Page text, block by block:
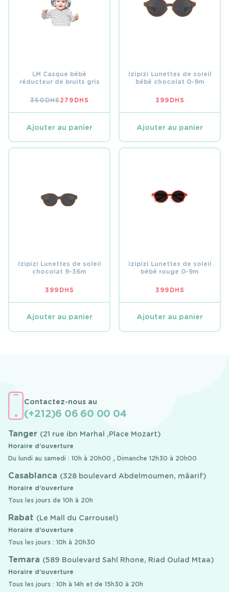
LM Casque bébé
réducteur de bruits gris
350DHSLE
PRIX
ÉTAIT :
279 DHS
LE
PRIX
EST :
Ajouter au panier
Izipizi Lunettes de soleil
bébé chocolat 0-9m
399 DHS
Ajouter au panier
Izipizi Lunettes de soleil
chocolat 9-36m
399 DHS
Ajouter au panier
Izipizi Lunettes de soleil
bébé rouge 0-9m
399 DHS
Ajouter au panier
Contactez-nous au
(+212)6 06 60 00 04
Tanger (21 rue ibn Marhal ,Place Mozart)
Horaire d’ouverture
Du lundi au samedi : 10h à 20h00 , Dimanche 12h30 à 20h00
Casablanca (328 boulevard Abdelmoumen, mâarif)
Horaire d’ouverture
Tous les jours de 10h à 20h
Rabat (Le Mall du Carrousel)
Horaire d’ouverture
Tous les jours : 10h à 20h30
Temara (589 Boulevard Sahl Rhone, Riad Oulad Mtaa)
Horaire d’ouverture
Tous les jours : 10h à 14h et de 15h30 à 20h